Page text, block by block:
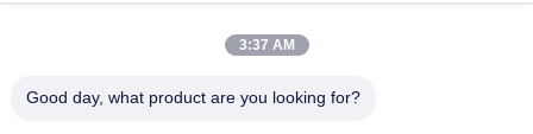
3:37 AM
Good day, what product are you looking for?